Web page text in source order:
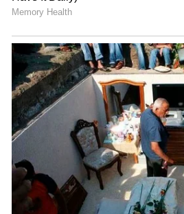
ఇటీవల అమీ జాక్సన్ కేన్స్ ఫిలిం ఫెస్టివల్
తెలిసిందే. తాజాగా అమీ జాక్సన్ బికినీలో